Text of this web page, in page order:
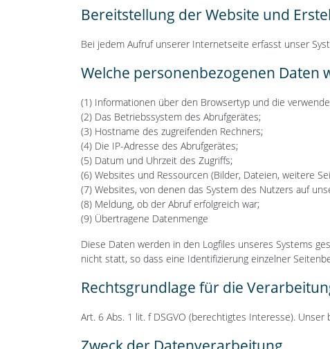
Bereitstellung der Website und
Bei jedem Aufruf unserer Internetseite erfasst unser
Welche personenbezogenen
(1) Informationen über den Browsertyp und die
(2) Das Betriebssystem des Abrufgerätes;
(3) Hostname des zugreifenden Rechners;
(4) Die IP-Adresse des Abrufgerätes;
(5) Datum und Uhrzeit des Zugriffs;
(6) Websites und Ressourcen (Bilder, Dateien, weitere
(7) Websites, von denen das System des Nutzers auf
(8) Meldung, ob der Abruf erfolgreich war;
(9) Übertragene Datenmenge
Diese Daten werden in den Logfiles unseres Systems
nicht statt, so dass eine Identifizierung einzelner
Rechtsgrundlage für die
Art. 6 Abs. 1 lit. f DSGVO (berechtigtes Interesse).